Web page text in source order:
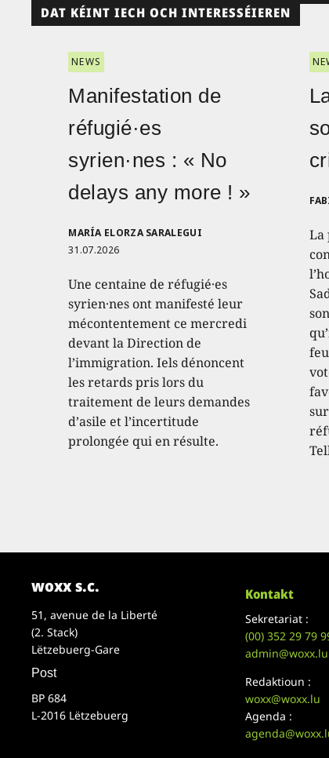
DAT KÉINT IECH OCH INTERESSÉIEREN
NEWS
Manifestation de
réfugié·es
syrien·nes : « No
delays any more ! »
MARÍA ELORZA SARALEGUI
31.07.2026
Une centaine de réfugié·es
syrien·nes ont manifesté leur
mécontentement ce mercredi
devant la Direction de
l’immigration. Iels dénoncent
les retards pris lors du
traitement de leurs demandes
d’asile et l’incertitude
prolongée qui en résulte.
La
woxx s.c.
51, avenue de la Liberté
(2. Stack)
Lëtzebuerg-Gare
Post
BP 684
L-2016 Lëtzebuerg
Kontakt
Sekretariat :
(00)352 29 79
admin@woxx.lu
Redaktioun :
woxx@woxx.lu
Agenda :